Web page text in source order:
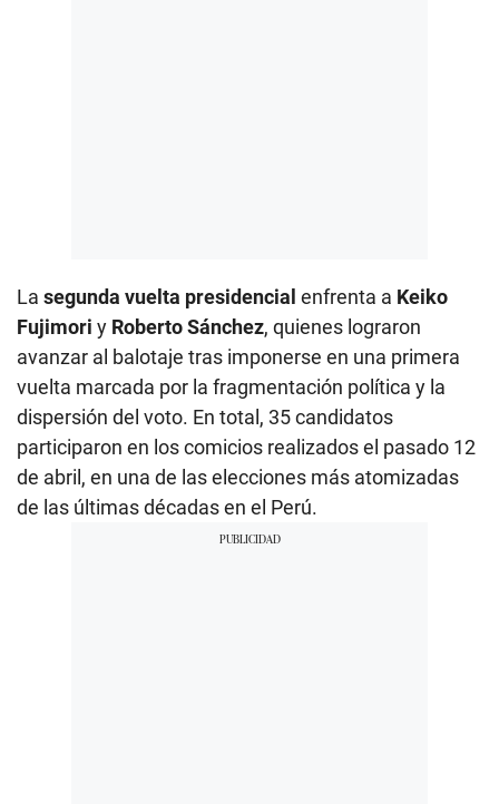
La segunda vuelta presidencial enfrenta a Keiko
Fujimori y Roberto Sánchez, quienes lograron
avanzar al balotaje tras imponerse en una primera
vuelta marcada por la fragmentación política y la
dispersión del voto. En total, 35 candidatos
participaron en los comicios realizados el pasado 12
de abril, en una de las elecciones más atomizadas
de las últimas décadas en el Perú.